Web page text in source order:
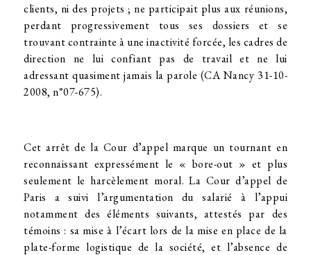
clients, ni des projets ; ne participait plus aux réunions,
perdant progressivement tous ses dossiers et se
trouvant contrainte à une inactivité forcée, les cadres de
direction ne lui confiant pas de travail et ne lui
adressant quasiment jamais la parole (CA Nancy 31-10-
2008, n°07-675).
Cet arrêt de la Cour d’appel marque un tournant en
reconnaissant expressément le « bore-out » et plus
seulement le harcèlement moral. La Cour d’appel de
Paris a suivi l’argumentation du salarié à l’appui
notamment des éléments suivants, attestés par des
témoins : sa mise à l’écart lors de la mise en place de la
plate-forme logistique de la société, et l’absence de